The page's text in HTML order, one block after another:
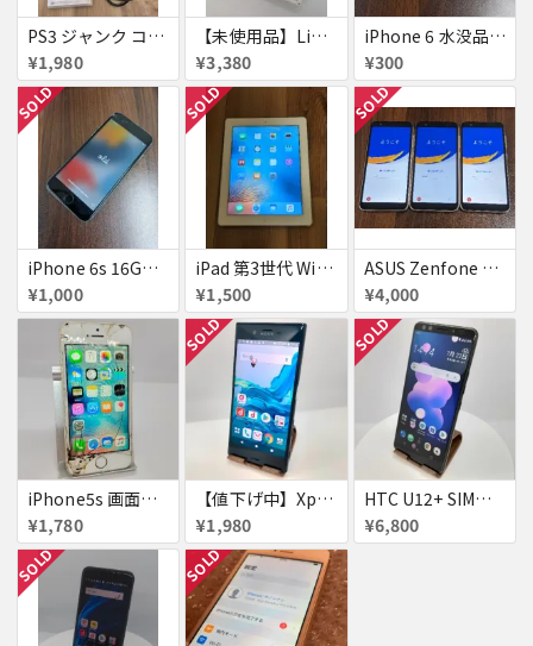
PS3 ジャンク コントローラー付き
¥1,980
【未使用品】Libero S10 Softbank
¥3,380
iPhone 6 水没品 ネジなど部品取り用
¥300
SOLD
iPhone 6s 16GB アクティベーションロック
¥1,000
SOLD
iPad 第3世代 WiFiモデル 16GB A1416
¥1,500
SOLD
ASUS Zenfone Live (L1) ロック品×3台
¥4,000
iPhone5s 画面割れ
¥1,780
SOLD
【値下げ中】XperiaXZ
¥1,980
SOLD
HTC U12+ SIMフリー 354395090094851
¥6,800
SOLD SOLD